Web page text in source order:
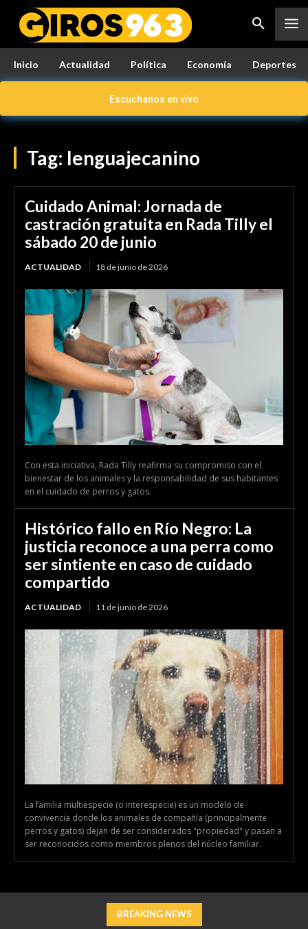
Inicio Actualidad Política Economía Deportes
Escuchanos en vivo
Tag: lenguajecanino
Cuidado Animal: Jornada de
castración gratuita en Rada Tilly el
sábado 20 de junio
ACTUALIDAD 18 de junio de 2026
Con esta iniciativa, Rada Tilly reafirma su compromiso con el
bienestar de los animales y la responsabilidad de sus habitantes
en el cuidado de perros y gatos.
Histórico fallo en Río Negro: La
justicia reconoce a una perra como
ser sintiente en caso de cuidado
compartido
ACTUALIDAD 11 de junio de 2026
La familia multiespecie (o interespecie) es un modelo de
convivencia donde los animales de compañía (principalmente
perros y gatos) dejan de ser considerados "propiedad" y pasan a
ser reconocidos como miembros plenos del núcleo familiar.
BREAKING NEWS